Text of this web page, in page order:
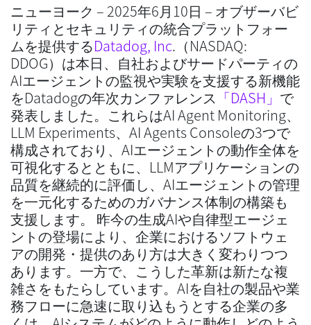
ニューヨーク – 2025年6月10日 – オブザーバビ
リティとセキュリティの統合プラットフォー
ムを提供するDatadog, Inc.（NASDAQ:
DDOG）は本日、自社およびサードパーティの
AIエージェントの監視や実験を支援する新機能
をDatadogの年次カンファレンス 「DASH」 で
発表しました。これらはAI Agent Monitoring、
LLM Experiments、AI Agents Consoleの3つで
構成されており、AIエージェントの動作全体を
可視化するとともに、LLMアプリケーションの
品質を継続的に評価し、AIエージェントの管理
を一元化するためのガバナンス体制の構築も
支援します。 昨今の生成AIや自律型エージェ
ントの登場により、企業におけるソフトウェ
アの開発・提供のあり方は大きく変わりつつ
あります。一方で、こうした革新は新たな複
雑さをもたらしています。AIを自社の製品や業
務フローに急速に取り込もうとする企業の多